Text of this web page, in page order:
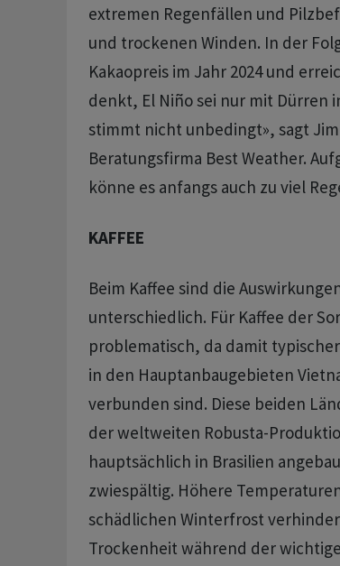
extremen Regenfällen und
und trockenen Winden. In der
Kakaopreis ​im Jahr 2024 und
denkt, El Niño sei nur mit Dürren
stimmt nicht unbedingt», sagt
‌Beratungsfirma Best Weather.
könne es anfangs auch zu viel
KAFFEE
Beim Kaffee sind die
unterschiedlich. Für Kaffee der
problematisch, da damit
in den Hauptanbaugebieten
verbunden sind. Diese beiden
⁠der weltweiten Robusta-
hauptsächlich in Brasilien
zwiespältig. Höhere
⁠schädlichen Winterfrost
Trockenheit während der